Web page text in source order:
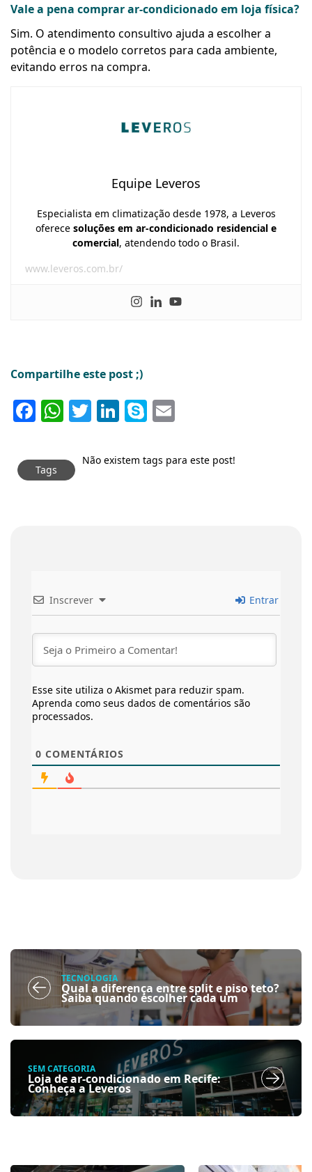
Vale a pena comprar ar-condicionado em loja física?
Sim. O atendimento consultivo ajuda a escolher a
potência e o modelo corretos para cada ambiente,
evitando erros na compra.
Equipe Leveros
Especialista em climatização desde 1978, a Leveros
oferece soluções em ar-condicionado residencial e
comercial, atendendo todo o Brasil.
www.leveros.com.br/
Compartilhe este post ;)
Facebook
WhatsApp
Twitter
LinkedIn
Skype
Tags
Não existem tags para este post!
Inscrever Entrar
Esse site utiliza o Akismet para reduzir spam.
Aprenda como seus dados de comentários são
processados.
0 COMENTÁRIOS
TECNOLOGIA
Qual a diferença entre split e piso teto?
Saiba quando escolher cada um
SEM CATEGORIA
Loja de ar-condicionado em Recife:
Conheça a Leveros